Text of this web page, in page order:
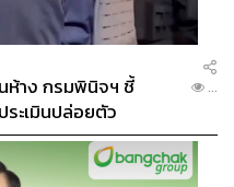
ห้าง กรมพินิจฯ ชี้
ะเมินปล่อยตัว
...